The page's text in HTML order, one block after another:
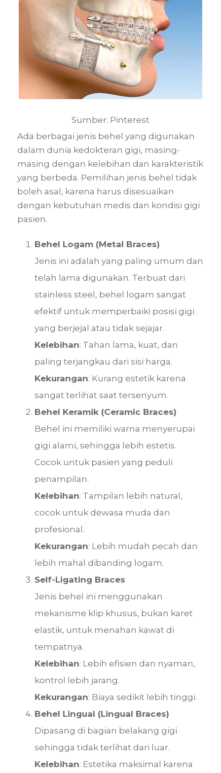
Sumber: Pinterest
Ada berbagai jenis behel yang digunakan
dalam dunia kedokteran gigi, masing-
masing dengan kelebihan dan karakteristik
yang berbeda. Pemilihan jenis behel tidak
boleh asal, karena harus disesuaikan
dengan kebutuhan medis dan kondisi gigi
pasien.
Behel Logam (Metal Braces)
Jenis ini adalah yang paling umum dan
telah lama digunakan. Terbuat dari
stainless steel, behel logam sangat
efektif untuk memperbaiki posisi gigi
yang berjejal atau tidak sejajar.
Kelebihan: Tahan lama, kuat, dan
paling terjangkau dari sisi harga.
Kekurangan: Kurang estetik karena
sangat terlihat saat tersenyum.
Behel Keramik (Ceramic Braces)
Behel ini memiliki warna menyerupai
gigi alami, sehingga lebih estetis.
Cocok untuk pasien yang peduli
penampilan.
Kelebihan: Tampilan lebih natural,
cocok untuk dewasa muda dan
profesional.
Kekurangan: Lebih mudah pecah dan
lebih mahal dibanding logam.
Self-Ligating Braces
Jenis behel ini menggunakan
mekanisme klip khusus, bukan karet
elastik, untuk menahan kawat di
tempatnya.
Kelebihan: Lebih efisien dan nyaman,
kontrol lebih jarang.
Kekurangan: Biaya sedikit lebih tinggi.
Behel Lingual (Lingual Braces)
Dipasang di bagian belakang gigi
sehingga tidak terlihat dari luar.
Kelebihan: Estetika maksimal karena